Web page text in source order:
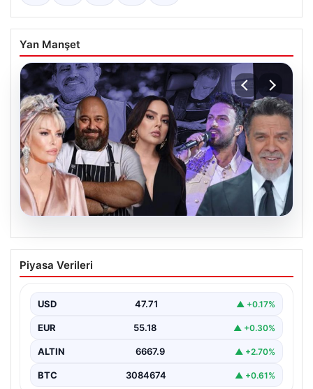
Yan Manşet
06.08.2026
MASAK Raporunda Ahbap Derneği’ne
Yapılan Ünlü Bağışları ve Soruşturmanın
Ahbap Derneği'ne yönelik devam eden soruşturma
incelemesi yapıldı. Mali…
Piyasa Verileri
USD 47.71 ▲ +0.17%
EUR 55.18 ▲ +0.30%
ALTIN 6667.9 ▲ +2.70%
BTC 3084674 ▲ +0.61%